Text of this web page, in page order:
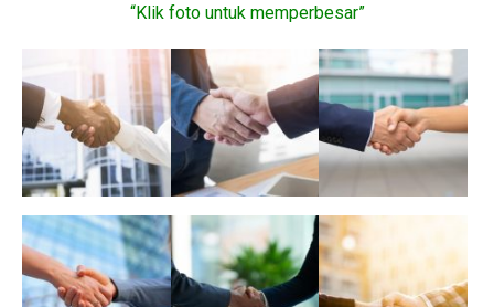
“Klik foto untuk memperbesar”